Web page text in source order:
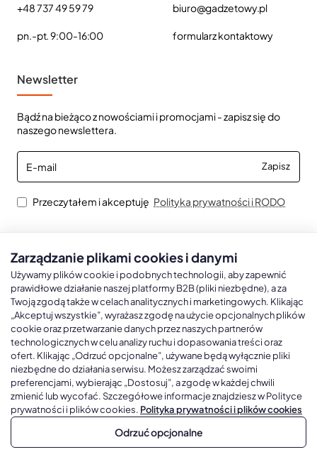
+48 737 49 59 79
pn.-pt. 9:00-16:00
biuro@gadzetowy.pl
formularz kontaktowy
Newsletter
Bądź na bieżąco z nowościami i promocjami - zapisz się do
naszego newslettera.
E-
mail
Zapisz
Przeczytałem i akceptuję Polityka prywatności i RODO
Kalendarze książkowe
Kalendarze książkowe A5
Kalendarze książkowe A4
Kalendarze książkowe B5
Kalendarze książkowe A6 i B6
Kalendarze książkowe z własną oprawą
Kalendarze Ścienne
Kalendarze trójdzielne
Kalendarze jednodzielne
Kalendarze czterodzielne
Kalendarze Wieloplanszowe
Kalendarze Wielopanszowe, Plakatowe
Zarządzanie plikami cookies i danymi
Używamy plików cookie i podobnych technologii, aby zapewnić
prawidłowe działanie naszej platformy B2B (pliki niezbędne), a za
Twoją zgodą także w celach analitycznych i marketingowych. Klikając
„Akceptuj wszystkie”, wyrażasz zgodę na użycie opcjonalnych plików
cookie oraz przetwarzanie danych przez naszych partnerów
technologicznych w celu analizy ruchu i dopasowania treści oraz
ofert. Klikając „Odrzuć opcjonalne”, używane będą wyłącznie pliki
niezbędne do działania serwisu. Możesz zarządzać swoimi
preferencjami, wybierając „Dostosuj”, a zgodę w każdej chwili
zmienić lub wycofać. Szczegółowe informacje znajdziesz w Polityce
prywatności i plików cookies. Polityka prywatności i plików cookies
Odrzuć opcjonalne